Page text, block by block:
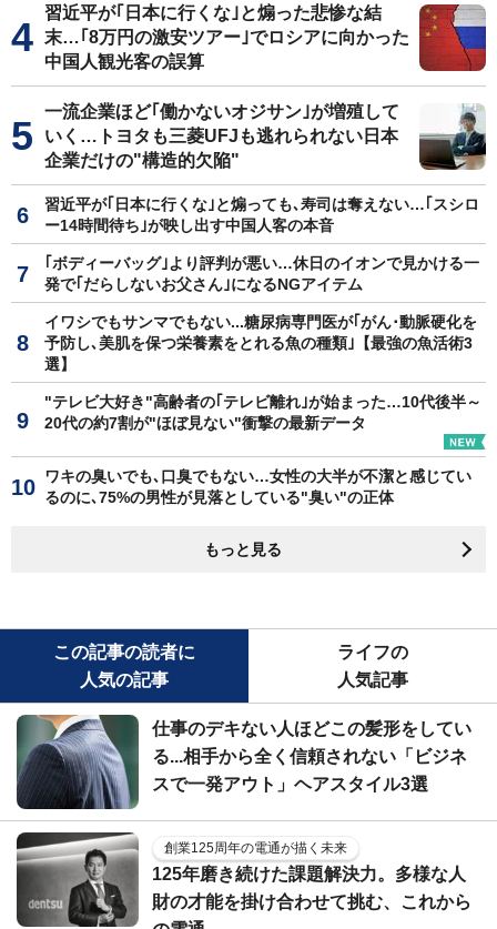
習近平が｢日本に行くな｣と煽った悲惨な結
末…｢8万円の激安ツアー｣でロシアに向かった
中国人観光客の誤算
一流企業ほど｢働かないオジサン｣が増殖して
いく…トヨタも三菱UFJも逃れられない日本
企業だけの"構造的欠陥"
習近平が｢日本に行くな｣と煽っても､寿司は奪えない…｢スシロ
ー14時間待ち｣が映し出す中国人客の本音
｢ボディーバッグ｣より評判が悪い…休日のイオンで見かける一
発で｢だらしないお父さん｣になるNGアイテム
イワシでもサンマでもない...糖尿病専門医が｢がん･動脈硬化を
予防し､美肌を保つ栄養素をとれる魚の種類｣【最強の魚活術3
選】
"テレビ大好き"高齢者の｢テレビ離れ｣が始まった…10代後半～
20代の約7割が"ほぼ見ない"衝撃の最新データ
ワキの臭いでも､口臭でもない…女性の大半が不潔と感じてい
るのに､75%の男性が見落としている"臭い"の正体
もっと見る
この記事の読者に
人気の記事
ライフの
人気記事
仕事のデキない人ほどこの髪形をしてい
る...相手から全く信頼されない「ビジネ
スで一発アウト」ヘアスタイル3選
創業125周年の電通が描く未来
125年磨き続けた課題解決力。多様な人
財の才能を掛け合わせて挑む、これから